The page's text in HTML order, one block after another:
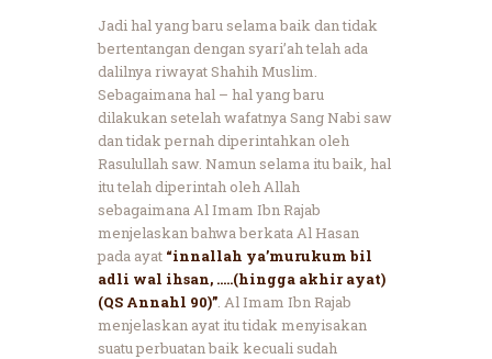
Jadi hal yang baru selama baik dan tidak
bertentangan dengan syari’ah telah ada
dalilnya riwayat Shahih Muslim.
Sebagaimana hal – hal yang baru
dilakukan setelah wafatnya Sang Nabi saw
dan tidak pernah diperintahkan oleh
Rasulullah saw. Namun selama itu baik, hal
itu telah diperintah oleh Allah
sebagaimana Al Imam Ibn Rajab
menjelaskan bahwa berkata Al Hasan
pada ayat “innallah ya’murukum bil
adli wal ihsan, …..(hingga akhir ayat)
(QS Annahl 90)”. Al Imam Ibn Rajab
menjelaskan ayat itu tidak menyisakan
suatu perbuatan baik kecuali sudah